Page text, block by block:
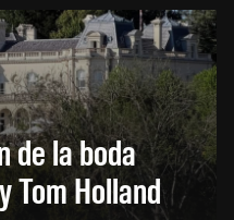
de la boda
Tom Holland